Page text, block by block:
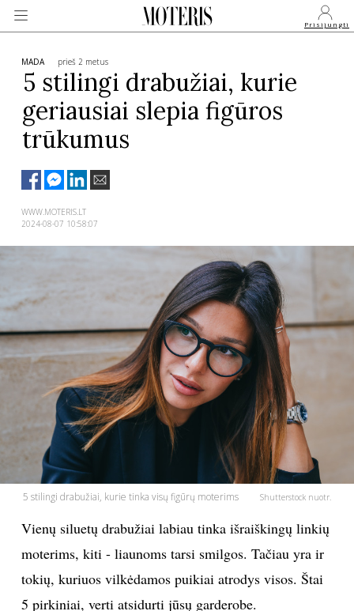
Prisijungti
VEIDAI
GROŽIS
SVEIKATA
APIE MANE
PSICHOLOGIJA
HOROSKOPAI
ASTROLOGIJA
KULTŪRA
LAISVALAIKIS
MADA prieš 2 metus
5 stilingi drabužiai, kurie
geriausiai slepia figūros
trūkumus
WWW.MOTERIS.LT
2024-08-07 10:58:07
5 stilingi drabužiai, kurie tinka visų figūrų moterims Shutterstock nuotr.
Vienų siluetų drabužiai labiau tinka išraiškingų linkių
moterims, kiti - liaunoms tarsi smilgos. Tačiau yra ir
tokių, kuriuos vilkėdamos puikiai atrodys visos. Štai
5 pirkiniai, verti atsidurti jūsų garderobe.